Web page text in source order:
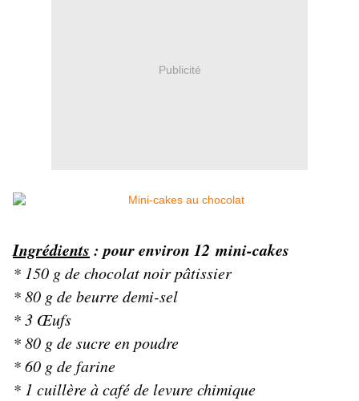
Publicité
Ingrédients : pour environ 12 mini-cakes
* 150 g de chocolat noir pâtissier
* 80 g de beurre demi-sel
* 3 Œufs
* 80 g de sucre en poudre
* 60 g de farine
* 1 cuillère à café de levure chimique